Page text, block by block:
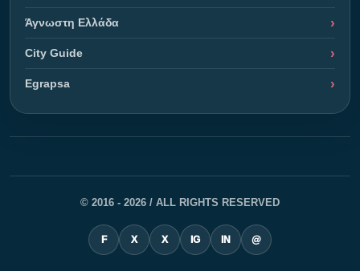
Άγνωστη Ελλάδα
City Guide
Egrapsa
© 2016 - 2026 / ALL RIGHTS RESERVED
F X X IG IN @